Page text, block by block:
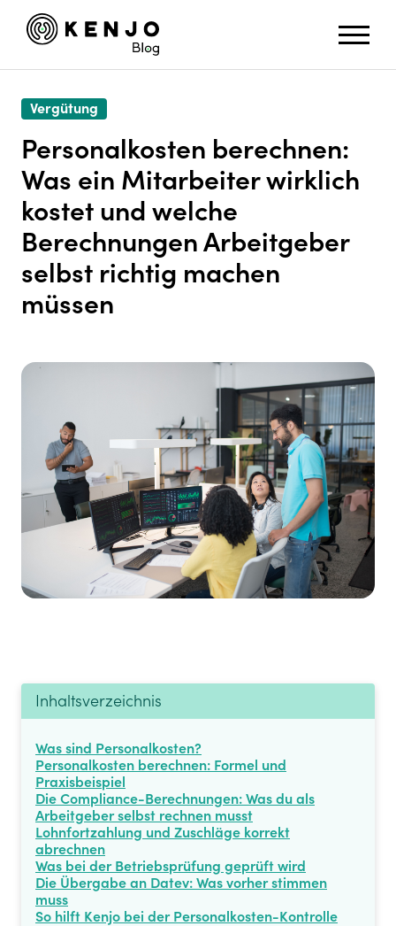
Vergütung
Personalkosten berechnen:
Was ein Mitarbeiter wirklich
kostet und welche
Berechnungen Arbeitgeber
selbst richtig machen
müssen
Inhaltsverzeichnis
Was sind Personalkosten?
Personalkosten berechnen: Formel und
Praxisbeispiel
Die Compliance-Berechnungen: Was du als
Arbeitgeber selbst rechnen musst
Lohnfortzahlung und Zuschläge korrekt
abrechnen
Was bei der Betriebsprüfung geprüft wird
Die Übergabe an Datev: Was vorher stimmen
muss
So hilft Kenjo bei der Personalkosten-Kontrolle